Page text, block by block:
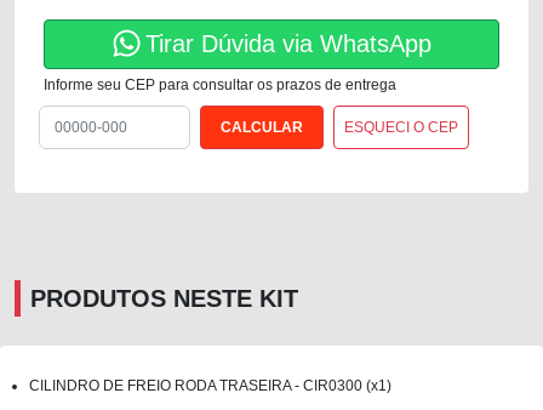
Tirar Dúvida via WhatsApp
Informe seu CEP para consultar os prazos de entrega
ESQUECI O CEP
PRODUTOS NESTE KIT
CILINDRO DE FREIO RODA TRASEIRA - CIR0300 (x1)